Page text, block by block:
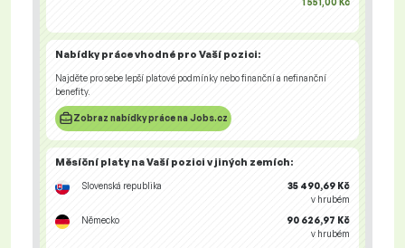
Nabídky prácevhodné pro Vaší pozici:
Najděte pro sebe lepší platové podmínky nebo finanční a nefinanční
benefity.
Zobraz nabídky práce na Jobs.cz
Měsíční platy na Vaší pozici v jiných zemích:
Slovenská republika
35 490,69 Kč
v hrubém
Německo
90 626,97 Kč
v hrubém